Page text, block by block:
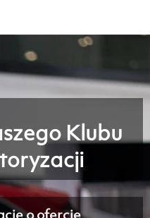
Klubu
o ofercie